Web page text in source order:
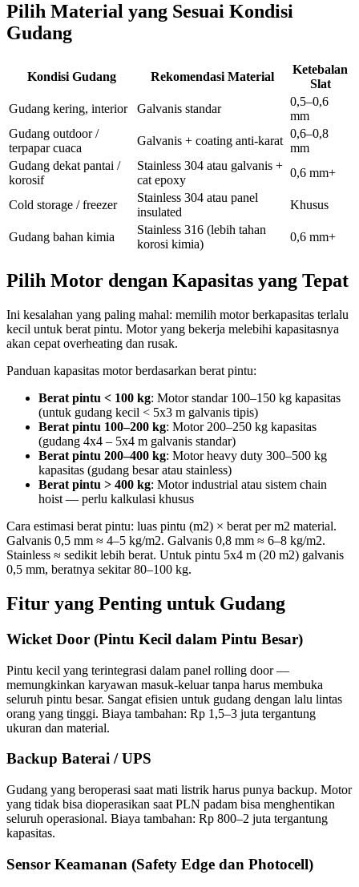
Pilih Material yang Sesuai Kondisi
Gudang
Kondisi Gudang Rekomendasi Material
Ketebalan
Slat
Gudang kering, interior
Galvanis standar
0,5–0,6
mm
Gudang outdoor /
terpapar cuaca
Galvanis + coating anti-karat
0,6–0,8
mm
Gudang dekat pantai /
korosif
Stainless 304 atau galvanis +
cat epoxy
0,6 mm+
Cold storage / freezer
Stainless 304 atau panel
insulated
Khusus
Gudang bahan kimia
Stainless 316 (lebih tahan
korosi kimia)
0,6 mm+
Pilih Motor dengan Kapasitas yang Tepat
Ini kesalahan yang paling mahal: memilih motor berkapasitas terlalu
kecil untuk berat pintu. Motor yang bekerja melebihi kapasitasnya
akan cepat overheating dan rusak.
Panduan kapasitas motor berdasarkan berat pintu:
Berat pintu < 100 kg: Motor standar 100–150 kg kapasitas
(untuk gudang kecil < 5x3 m galvanis tipis)
Berat pintu 100–200 kg: Motor 200–250 kg kapasitas
(gudang 4x4 – 5x4 m galvanis standar)
Berat pintu 200–400 kg: Motor heavy duty 300–500 kg
kapasitas (gudang besar atau stainless)
Berat pintu > 400 kg: Motor industrial atau sistem chain
hoist — perlu kalkulasi khusus
Cara estimasi berat pintu: luas pintu (m2) × berat per m2 material.
Galvanis 0,5 mm ≈ 4–5 kg/m2. Galvanis 0,8 mm ≈ 6–8 kg/m2.
Stainless ≈ sedikit lebih berat. Untuk pintu 5x4 m (20 m2) galvanis
0,5 mm, beratnya sekitar 80–100 kg.
Fitur yang Penting untuk Gudang
Wicket Door (Pintu Kecil dalam Pintu Besar)
Pintu kecil yang terintegrasi dalam panel rolling door —
memungkinkan karyawan masuk-keluar tanpa harus membuka
seluruh pintu besar. Sangat efisien untuk gudang dengan lalu lintas
orang yang tinggi. Biaya tambahan: Rp 1,5–3 juta tergantung
ukuran dan material.
Backup Baterai / UPS
Gudang yang beroperasi saat mati listrik harus punya backup. Motor
yang tidak bisa dioperasikan saat PLN padam bisa menghentikan
seluruh operasional. Biaya tambahan: Rp 800–2 juta tergantung
kapasitas.
Sensor Keamanan (Safety Edge dan Photocell)